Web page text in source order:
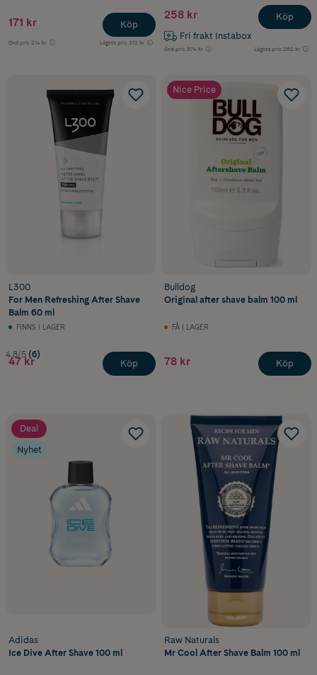
171 kr
Ord.pris 214 kr Lägsta pris 212 kr
Köp
258 kr
Fri frakt Instabox
Ord.pris 374 kr Lägsta pris 262 kr
Köp
L300
For Men Refreshing After Shave
Balm 60 ml
FINNS I LAGER
4.8/5 (6)
47 kr Köp
Nice Price
Bulldog
Original after shave balm 100 ml
FÅ I LAGER
78 kr Köp
Deal
Nyhet
Adidas
Ice Dive After Shave 100 ml
Raw Naturals
Mr Cool After Shave Balm 100 ml